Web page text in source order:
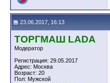
23.06.2017, 16:13
ТОРГМАШ LADA
Модератор
Регистрация: 29.05.2017
Адрес: Москва
Возраст: 20
Пол: Мужской